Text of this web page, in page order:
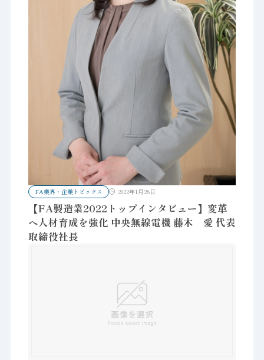
FA業界・企業トピックス 2022年1月28日
【FA製造業2022トップインタビュー】変革
へ人材育成を強化 中央無線電機 藤木 愛 代表
取締役社長